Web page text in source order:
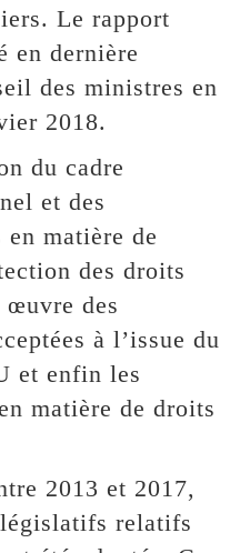
Le rapport
en dernière
des ministres en
2018.
du cadre
et des
matière de
des droits
œuvre des
à l’issue du
et enfin les
matière de droits
2013 et 2017,
relatifs